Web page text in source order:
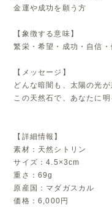
金運や成功を願う方
【象徴する意味】
繁栄・希望・成功・自信・
【メッセージ】
どんな暗闇も、太陽の光
この天然石で、あなたに
【詳細情報】
素材：天然シトリン
サイズ：4.5×3cm
重さ：69g
原産国：マダガスカル
価格：6,000円